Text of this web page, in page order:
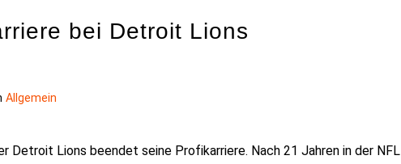
bei Detroit Lions
Allgemein
Detroit Lions beendet seine Profikarriere. Nach 21 Jahren in der NFL